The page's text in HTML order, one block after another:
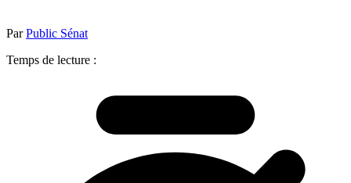
ParPublic Sénat
Temps de lecture :